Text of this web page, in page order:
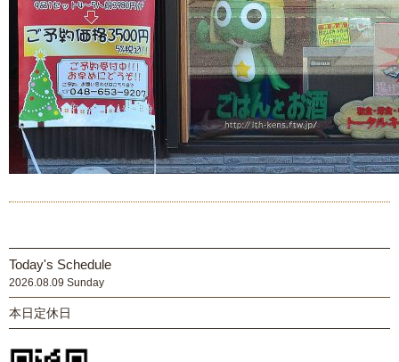
Today's Schedule
2026.08.09 Sunday
本日定休日